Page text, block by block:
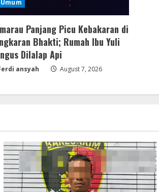
Umum
Panjang Picu Kebakaran di
Bhakti; Rumah Ibu Yuli
Dilalap Api
ansyah August 7, 2026